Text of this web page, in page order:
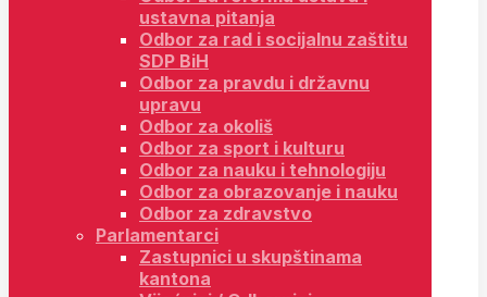
ustavna pitanja
Odbor za rad i socijalnu zaštitu
SDP BiH
Odbor za pravdu i državnu
upravu
Odbor za okoliš
Odbor za sport i kulturu
Odbor za nauku i tehnologiju
Odbor za obrazovanje i nauku
Odbor za zdravstvo
Parlamentarci
Zastupnici u skupštinama
kantona